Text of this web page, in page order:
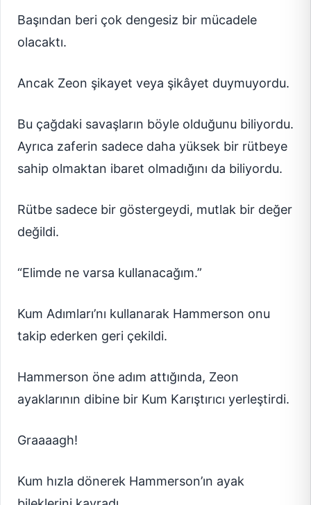
Başından beri çok dengesiz bir mücadele
olacaktı.
Ancak Zeon şikayet veya şikâyet duymuyordu.
Bu çağdaki savaşların böyle olduğunu biliyordu.
Ayrıca zaferin sadece daha yüksek bir rütbeye
sahip olmaktan ibaret olmadığını da biliyordu.
Rütbe sadece bir göstergeydi, mutlak bir değer
değildi.
“Elimde ne varsa kullanacağım.”
Kum Adımları’nı kullanarak Hammerson onu
takip ederken geri çekildi.
Hammerson öne adım attığında, Zeon
ayaklarının dibine bir Kum Karıştırıcı yerleştirdi.
Graaaagh!
Kum hızla dönerek Hammerson’ın ayak